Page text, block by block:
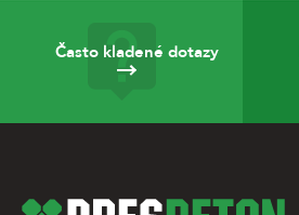
Často kladené dotazy